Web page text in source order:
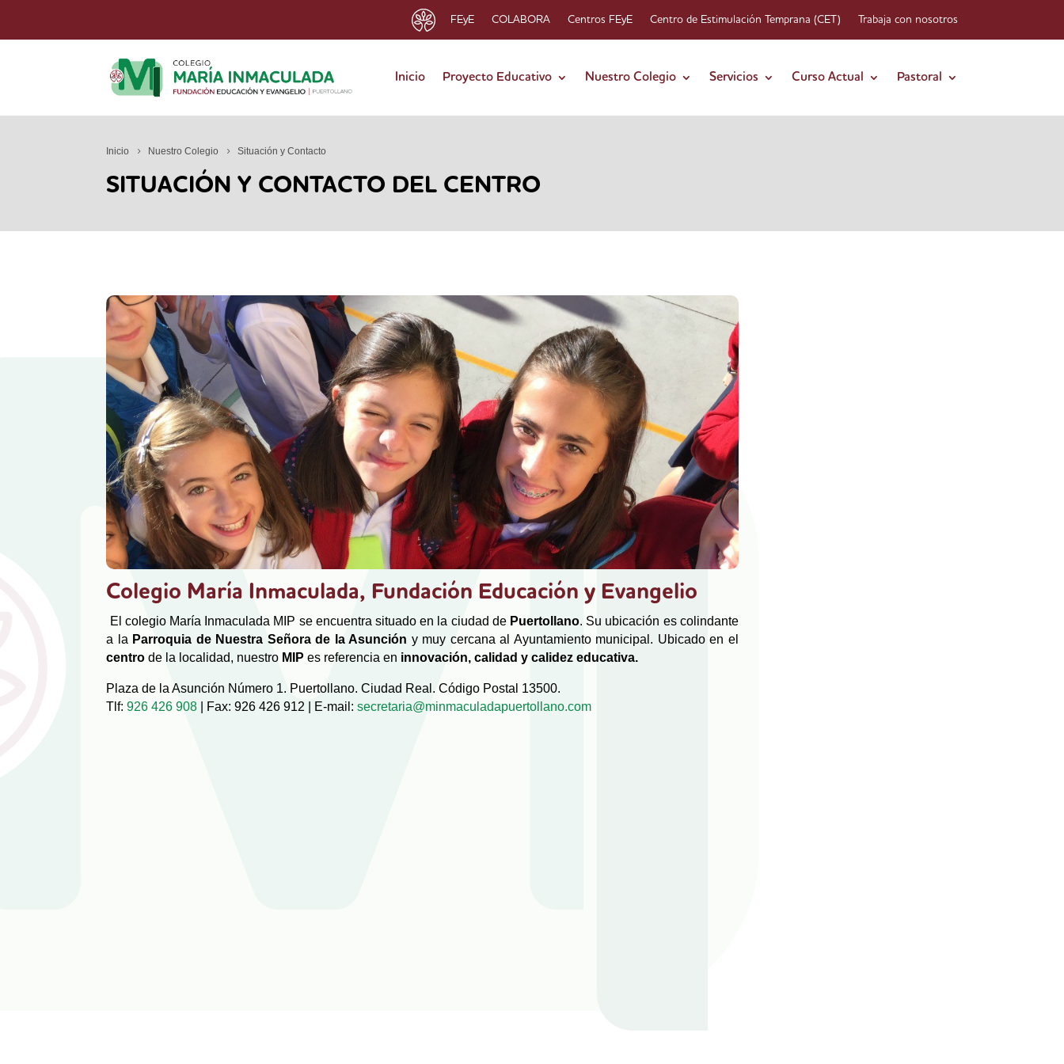
FEyE COLABORA Centros FEyE Centro de Estimulación Temprana (CET) Trabaja con nosotros
Inicio Proyecto Educativo Nuestro Colegio Servicios Curso Actual Pastoral
Inicio Nuestro Colegio Situación y Contacto
SITUACIÓN Y CONTACTO DEL CENTRO
Colegio María Inmaculada, Fundación Educación y Evangelio
El colegio María Inmaculada MIP se encuentra situado en la ciudad de Puertollano. Su ubicación es colindante
a la Parroquia de Nuestra Señora de la Asunción y muy cercana al Ayuntamiento municipal. Ubicado en el
centro de la localidad, nuestro MIP es referencia en innovación, calidad y calidez educativa.
Plaza de la Asunción Número 1. Puertollano. Ciudad Real. Código Postal 13500.
Tlf:926 426 908 | Fax: 926 426 912 | E-mail:secretaria@minmaculadapuertollano.com